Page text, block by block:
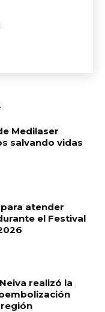
Medilaser
salvando vidas
atender
el Festival
realizó la